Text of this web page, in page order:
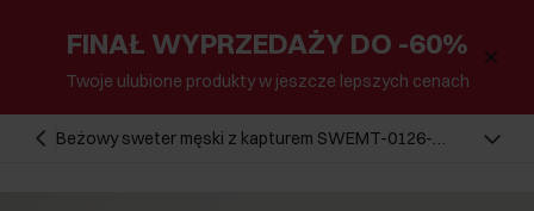
FINAŁ WYPRZEDAŻY DO -60%
Twoje ulubione produkty w jeszcze lepszych cenach
Beżowy sweter męski z kapturem SWEMT-0126-